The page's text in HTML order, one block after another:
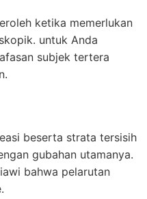
ketika memerlukan
untuk Anda
subjek tertera
beserta strata tersisih
gubahan utamanya.
bahwa pelarutan